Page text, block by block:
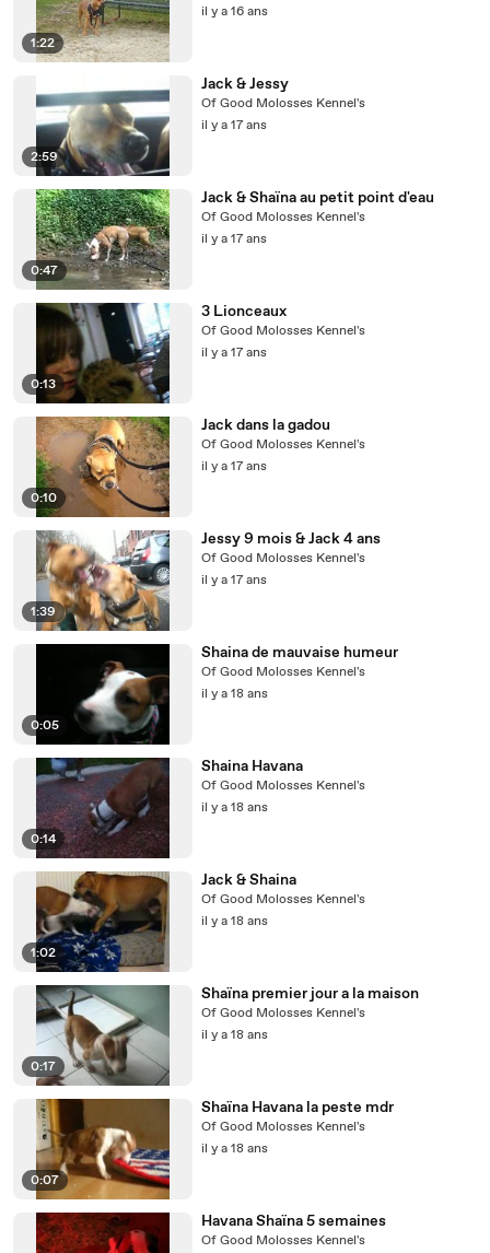
1:22
il y a 16 ans
2:59
Jack & Jessy
Of Good Molosses Kennel's
il y a 17 ans
0:47
Jack & Shaïna au petit point d'eau
Of Good Molosses Kennel's
il y a 17 ans
0:13
3 Lionceaux
Of Good Molosses Kennel's
il y a 17 ans
0:10
Jack dans la gadou
Of Good Molosses Kennel's
il y a 17 ans
1:39
Jessy 9 mois & Jack 4 ans
Of Good Molosses Kennel's
il y a 17 ans
0:05
Shaina de mauvaise humeur
Of Good Molosses Kennel's
il y a 18 ans
0:14
Shaina Havana
Of Good Molosses Kennel's
il y a 18 ans
1:02
Jack & Shaina
Of Good Molosses Kennel's
il y a 18 ans
0:17
Shaïna premier jour a la maison
Of Good Molosses Kennel's
il y a 18 ans
0:07
Shaïna Havana la peste mdr
Of Good Molosses Kennel's
il y a 18 ans
Havana Shaïna 5 semaines
Of Good Molosses Kennel's